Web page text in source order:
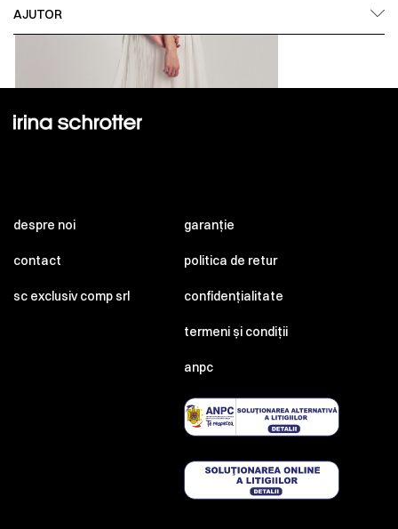
AJUTOR
despre noi
contact
sc exclusiv comp srl
garanție
politica de retur
confidențialitate
termeni și condiții
anpc